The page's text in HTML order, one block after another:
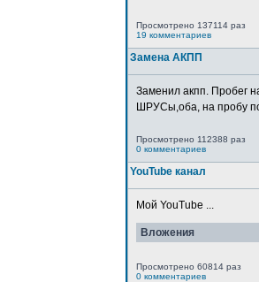
Просмотрено 137114 раз
19 комментариев
Замена АКПП
Заменил акпп. Пробег
ШРУСы,оба, на пробу
Просмотрено 112388 раз
0 комментариев
YouTube канал
Мой YouTube ...
Вложения
Просмотрено 60814 раз
0 комментариев